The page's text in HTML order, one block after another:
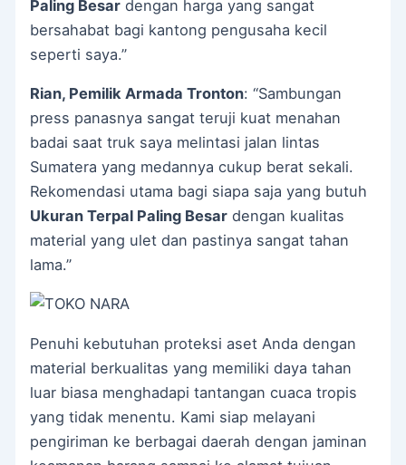
Paling Besar dengan harga yang sangat
bersahabat bagi kantong pengusaha kecil
seperti saya.”
Rian, Pemilik Armada Tronton: “Sambungan
press panasnya sangat teruji kuat menahan
badai saat truk saya melintasi jalan lintas
Sumatera yang medannya cukup berat sekali.
Rekomendasi utama bagi siapa saja yang butuh
Ukuran Terpal Paling Besar dengan kualitas
material yang ulet dan pastinya sangat tahan
lama.”
Penuhi kebutuhan proteksi aset Anda dengan
material berkualitas yang memiliki daya tahan
luar biasa menghadapi tantangan cuaca tropis
yang tidak menentu. Kami siap melayani
pengiriman ke berbagai daerah dengan jaminan